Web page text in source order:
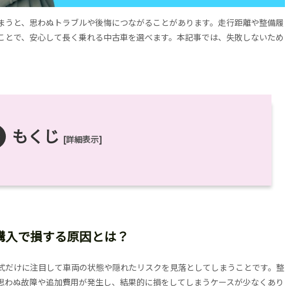
と、思わぬトラブルや後悔につながることがあります。走行距離や整備履
で、安心して長く乗れる中古車を選べます。本記事では、失敗しないため
もくじ [詳細表示]
入で損する原因とは？
けに注目して車両の状態や隠れたリスクを見落としてしまうことです。整
ぬ故障や追加費用が発生し、結果的に損をしてしまうケースが少なくあり